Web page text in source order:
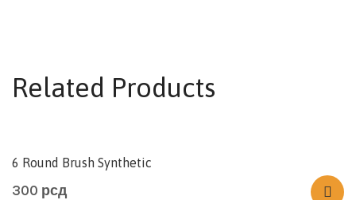
Related Products
6 Round Brush Synthetic
300 рсд